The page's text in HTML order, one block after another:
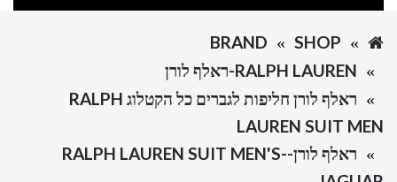
SHOP
BRAND
RALPH LAUREN-ראלף לורן
ראלף לורן חליפות לגברים כל הקטלוג RALPH
LAUREN SUIT MEN
ראלף לורן-RALPH LAUREN SUIT MEN'S-